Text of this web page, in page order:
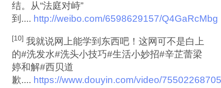
结。从“法庭对峙”
到.... http://weibo.com/6598629157/Q4GaRcMbg
[10] 我就说网上能学到东西吧！这网可不是白上
的#洗发水#洗头小技巧#生活小妙招#辛芷蕾梁
婷和解#西贝道
歉.... https://www.douyin.com/video/